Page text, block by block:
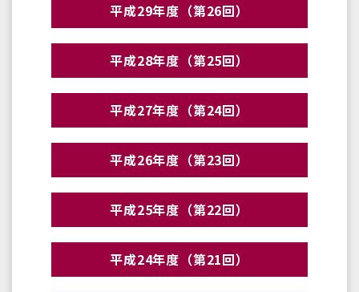
平成29年度（第26回）
平成28年度（第25回）
平成27年度（第24回）
平成26年度（第23回）
平成25年度（第22回）
平成24年度（第21回）